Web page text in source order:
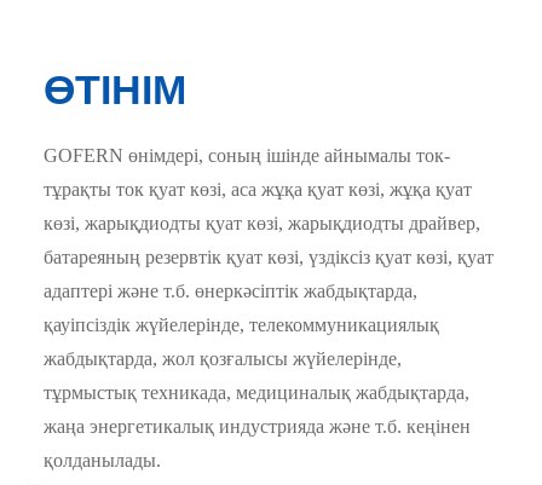
ӨТІНІМ
GOFERN өнімдері, соның ішінде айнымалы ток-
тұрақты ток қуат көзі, аса жұқа қуат көзі, жұқа қуат
көзі, жарықдиодты қуат көзі, жарықдиодты драйвер,
батареяның резервтік қуат көзі, үздіксіз қуат көзі, қуат
адаптері және т.б. өнеркәсіптік жабдықтарда,
қауіпсіздік жүйелерінде, телекоммуникациялық
жабдықтарда, жол қозғалысы жүйелерінде,
тұрмыстық техникада, медициналық жабдықтарда,
жаңа энергетикалық индустрияда және т.б. кеңінен
қолданылады.